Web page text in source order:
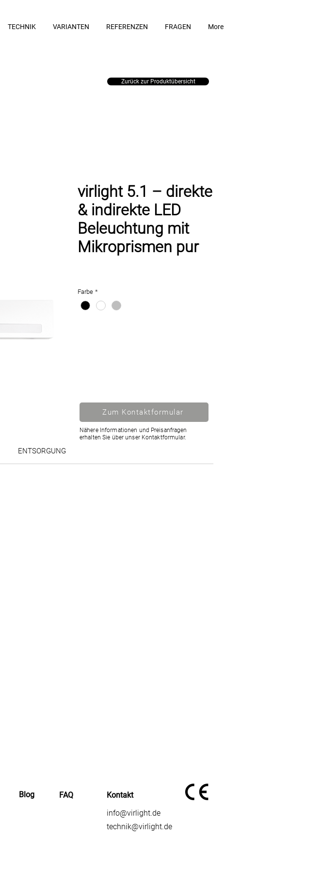
TECHNIK VARIANTEN REFERENZEN FRAGEN More
Zurück zur Produktübersicht
virlight 5.1 – direkte
& indirekte LED
Beleuchtung mit
Mikroprismen pur
Farbe *
ENTSORGUNG
Zum Kontaktformular
Nähere Informationen und Preisanfragen
erhalten Sie über unser Kontaktformular.
Blog FAQ
Kontakt
info@virlight.de
technik@virlight.de